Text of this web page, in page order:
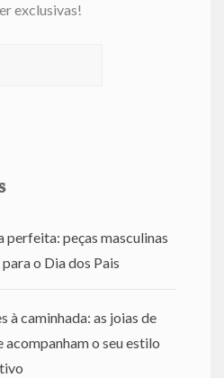
exclusivas!
perfeita: peças masculinas
o Dia dos Pais
à caminhada: as joias de
acompanham o seu estilo